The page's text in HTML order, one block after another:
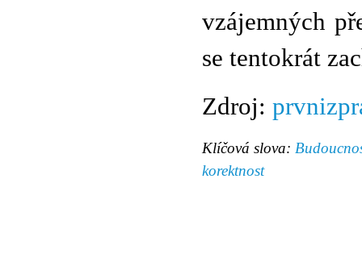
vzájemných
se tentokrát
Zdroj:
Klíčová slova:
korektnost